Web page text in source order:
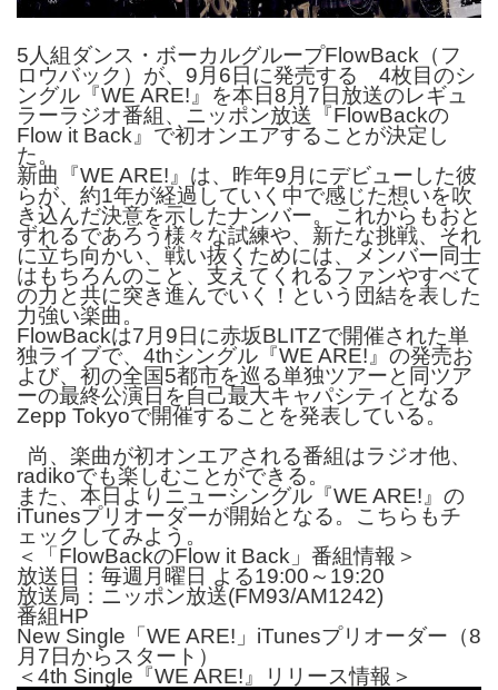
5人組ダンス・ボーカルグループFlowBack（フ
ロウバック ）が、9月6日に発売する 4枚目のシ
ングル『WE ARE!』を本日8月7日放送のレギュ
ラーラジオ番組、ニッポン放送『FlowBackの
Flow it Back』で初オンエアすることが決定し
た。
新曲『WE ARE!』は、昨年9月にデビューした彼
らが、約1年が経過していく中で感じた想いを吹
き込んだ決意を示したナンバー。 これからもおと
ずれるであろう様々な試練や、新たな挑戦、 それ
に立ち向かい、戦い抜くためには、メンバー同士
はもちろんのこと、支えてくれるファンやすべて
の力と共に突き進んでいく！と いう団結を表した
力強い楽曲。
FlowBackは7月9日に赤坂BLITZで開催された単
独ラ イブで、4thシングル『WE ARE!』の発売お
よび、初の全国5都市を巡る単独ツアーと同ツア
ーの最終公演日を自己最大キャパシティとなる
Zepp Tokyoで開催することを発表している。
尚、楽曲が初オンエアされる番組はラジオ他、
radikoでも楽 しむことができる。
また、本日よりニューシングル『WE ARE!』の
iTunesプリオーダーが開始となる。こちらもチ
ェックしてみよう。
＜「FlowBackのFlow it Back」番組情報＞
放送日：毎週月曜日 よる19:00～19:20
放送局：ニッポン放送(FM93/AM1242)
番組HP
New Single「WE ARE!」 iTunesプリオーダー （8
月7日からスタート）
＜4th Single『WE ARE!』リリース情報＞